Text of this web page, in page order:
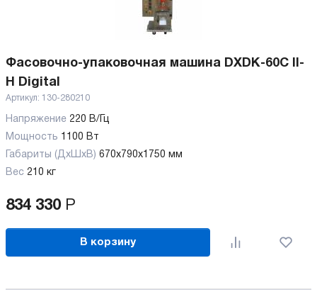
Фасовочно-упаковочная машина DXDK-60C II-
H Digital
Артикул: 130-280210
Напряжение 220 В/Гц
Мощность 1100 Вт
Габариты (ДхШхВ) 670х790х1750 мм
Вес 210 кг
834 330 Р
В корзину